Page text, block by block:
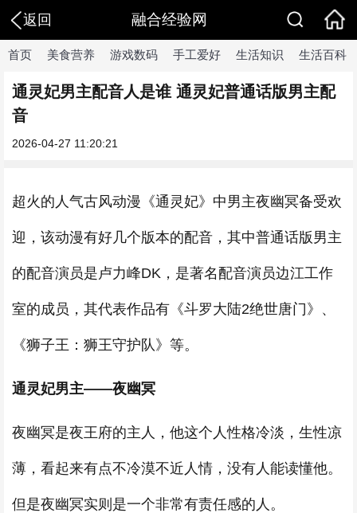
返回 融合经验网
首页 美食营养 游戏数码 手工爱好 生活知识 生活百科
通灵妃男主配音人是谁 通灵妃普通话版男主配
音
2026-04-27 11:20:21
超火的人气古风动漫《通灵妃》中男主夜幽冥备受欢
迎，该动漫有好几个版本的配音，其中普通话版男主
的配音演员是卢力峰DK，是著名配音演员边江工作
室的成员，其代表作品有《斗罗大陆2绝世唐门》、
《狮子王：狮王守护队》等。
通灵妃男主——夜幽冥
夜幽冥是夜王府的主人，他这个人性格冷淡，生性凉
薄，看起来有点不冷漠不近人情，没有人能读懂他。
但是夜幽冥实则是一个非常有责任感的人。